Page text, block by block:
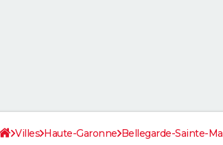
Villes Haute-Garonne Bellegarde-Sainte-